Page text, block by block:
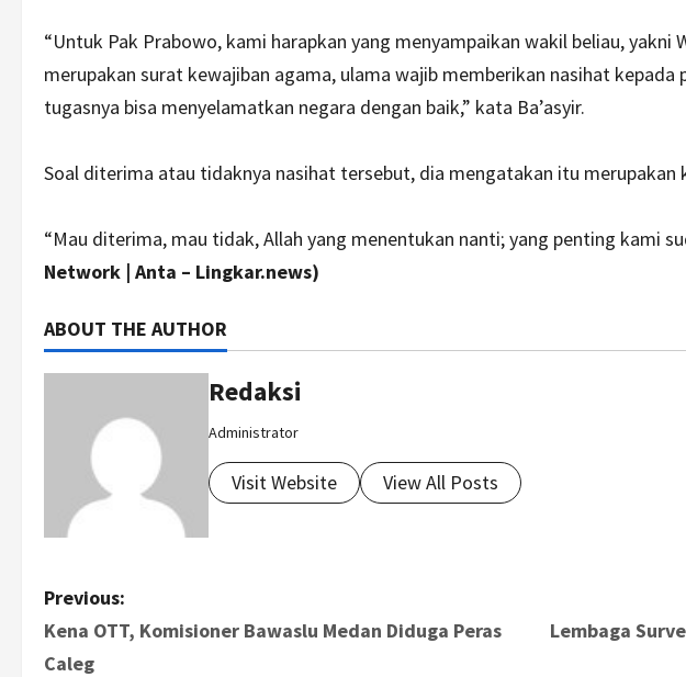
“Untuk Pak Prabowo, kami harapkan yang menyampaikan wakil beliau, yakni
merupakan surat kewajiban agama, ulama wajib memberikan nasihat kepada
tugasnya bisa menyelamatkan negara dengan baik,” kata Ba’asyir.
Soal diterima atau tidaknya nasihat tersebut, dia mengatakan itu merupakan
“Mau diterima, mau tidak, Allah yang menentukan nanti; yang penting kami
Network | Anta – Lingkar.news)
ABOUT THE AUTHOR
Redaksi
Administrator
Visit Website View All Posts
P
o
Previous:
Kena OTT, Komisioner Bawaslu Medan Diduga Peras
Caleg
Lembaga